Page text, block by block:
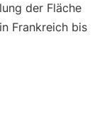
der Fläche
Frankreich bis